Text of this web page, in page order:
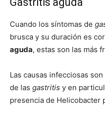
Cuando los síntomas de
brusca y su duración es
aguda, estas son las más
Las causas infecciosas
de las gastritis y en
presencia de Helicobacter